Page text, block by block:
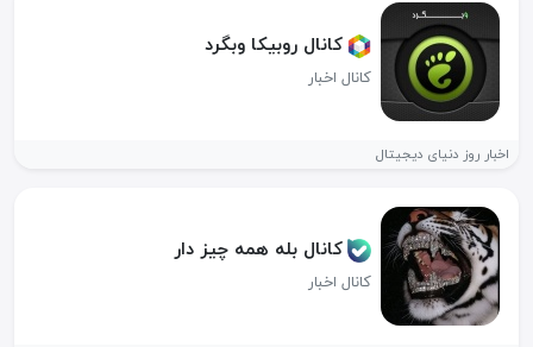
کانال روبیکا وبگرد
کانال اخبار
اخبار روز دنیای دیجیتال
کانال بله همه چیز دار
کانال اخبار